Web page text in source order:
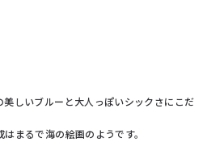
しいブルーと大人っぽいシックさにこだ
まるで海の絵画のようです。